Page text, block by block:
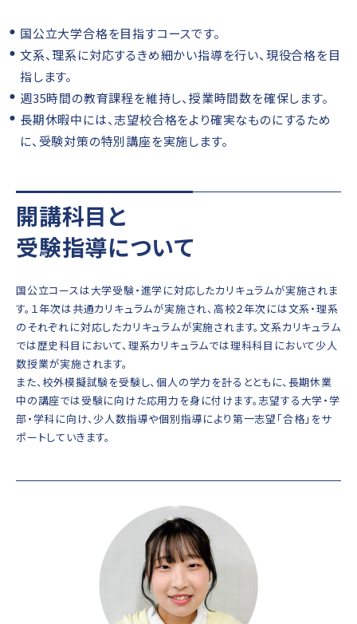
国公立大学合格を目指すコースです。
文系、理系に対応するきめ細かい指導を行い、現役合格を目
指します。
週35時間の教育課程を維持し、授業時間数を確保します。
長期休暇中には、志望校合格をより確実なものにするため
に、受験対策の特別講座を実施します。
開講科目と
受験指導について
国公立コースは大学受験・進学に対応したカリキュラムが実施されま
す。１年次は共通カリキュラムが実施され、高校２年次には文系・理系
のそれぞれに対応したカリキュラムが実施されます。文系カリキュラム
では歴史科目において、理系カリキュラムでは理科科目において少人
数授業が実施されます。
また、校外模擬試験を受験し、個人の学力を計るとともに、長期休業
中の講座では受験に向けた応用力を身に付けます。志望する大学・学
部・学科に向け、少人数指導や個別指導により第一志望「合格」をサ
ポートしていきます。